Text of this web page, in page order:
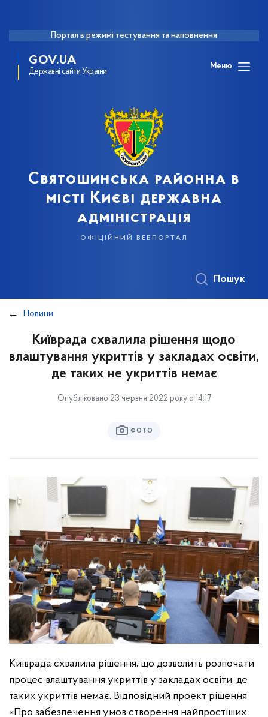
Портал в режимі тестування та наповнення
GOV.UA
Державні сайти України
Меню
Святошинська районна в
місті Києві державна
адміністрація
офіційний вебпортал
Пошук
Новини
Київрада схвалила рішення щодо
влаштування укриттів у закладах освіти,
де таких не укриттів немає
Опубліковано 23 червня 2022 року о 14:17
ФОТО
Київрада схвалила рішення, що дозволить розпочати
процес влаштування укриттів у закладах освіти, де
таких укриттів немає. Відповідний проект рішення
«Про забезпечення умов створення найпростіших